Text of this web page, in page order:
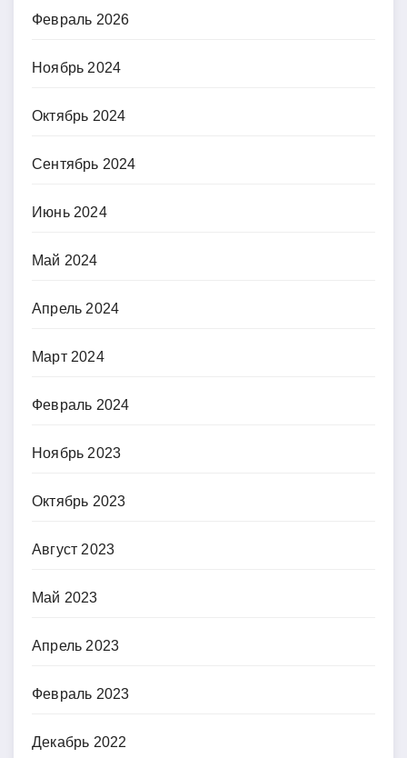
Февраль 2026
Ноябрь 2024
Октябрь 2024
Сентябрь 2024
Июнь 2024
Май 2024
Апрель 2024
Март 2024
Февраль 2024
Ноябрь 2023
Октябрь 2023
Август 2023
Май 2023
Апрель 2023
Февраль 2023
Декабрь 2022